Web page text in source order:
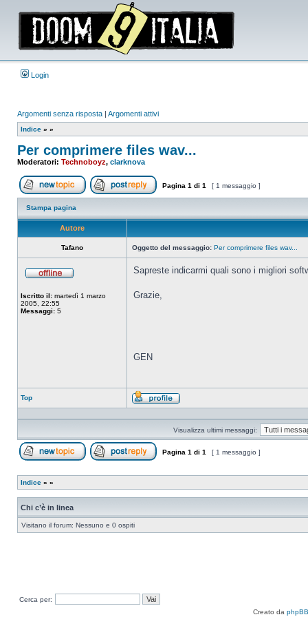
Login
Argomenti senza risposta | Argomenti attivi
Indice » »
Per comprimere files wav...
Moderatori: Technoboyz, clarknova
Apri un nuovo argomentoRispondi all’argomento
Pagina 1 di 1 [ 1 messaggio ]
Stampa pagina
Autore
Tafano Oggetto del messaggio: Per comprimere files wav...
Iscritto il: martedì 1 marzo
2005, 22:55
Messaggi: 5
Sapreste indicarmi quali sono i migliori
Grazie,
GEN
Top
Profilo
Visualizza ultimi messaggi:
Pagina 1 di 1 [ 1 messaggio ]
Indice » »
Chi c’è in linea
Visitano il forum: Nessuno e 0 ospiti
Cerca per:
Creato da phpBB